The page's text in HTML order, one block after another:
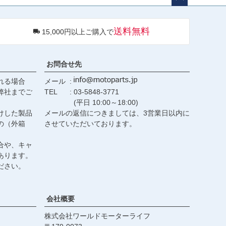
へ
15,000円以上ご購入で送料無料
る場合
社までご
した製品
（外箱
や、キャ
ます。
い。
お問合せ先
メール
TEL
03-5848-3771
(平日 10:00～18:00)
メールの返信につきましては、3営業日以内に
させていただいております。
会社概要
株式会社ワールドモーターライフ